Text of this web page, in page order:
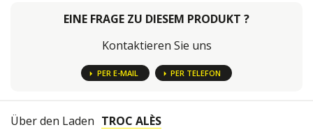
EINE FRAGE ZU DIESEM PRODUKT ?
Kontaktieren Sie uns
PER E-MAIL PER TELEFON
Über den Laden TROC ALÈS